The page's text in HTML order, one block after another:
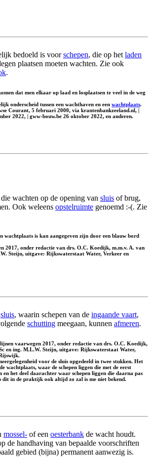
bedoeld is voorschepen, die op het laden
plaatsen moeten wachten. Zie ook
.
dat men elkaar op laad en losplaatsen te veel in de weg
onderscheid tussen een wachthaven en een wachtplaats.
Courant, 5 februari 2000, via krantenbankzeeland.nl, |
2022, | gww-bouw.be 26 oktober 2022, en anderen.
die wachten op de opening van sluis of brug,
Ook weleens opstelruimte genoemd :-(. Zie
wachtplaats is kan aangegeven zijn door een blauw bord
2017, onder redactie van drs. O.C. Koedijk, m.m.v. A. van
Steijn, uitgave: Rijkswaterstaat Water, Verkeer en
sluis, waarin schepen van de ingaande vaart,
schutting meegaan, kunnen afmeren.
vaarwegen 2017, onder redactie van drs. O.C. Koedijk,
en ing. M.L.W. Steijn, uitgave: Rijkswaterstaat Water,
voor de sluis opgedeeld in twee stukken. Het
wachtplaats, waar de schepen liggen die met de eerst
en het deel daarachter waar schepen liggen die daarna pas
dit in de praktijk ook altijd zo zal is me niet bekend.
mossel- of een oesterbank de wacht houdt.
de handhaving van bepaalde voorschriften
gebied (bijna) permanent aanwezig is.